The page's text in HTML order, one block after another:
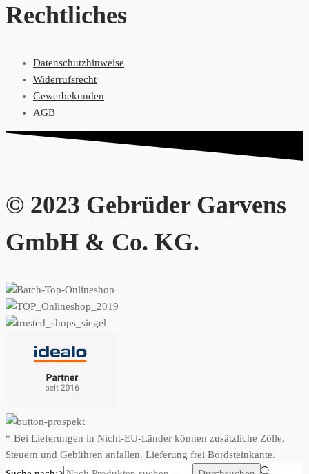
Rechtliches
Datenschutzhinweise
Widerrufsrecht
Gewerbekunden
AGB
© 2023 Gebrüder Garvens
GmbH & Co. KG.
* Bei Lieferungen in Nicht-EU-Länder können zusätzliche Zölle,
Steuern und Gebühren anfallen. Lieferung frei Bordsteinkante.